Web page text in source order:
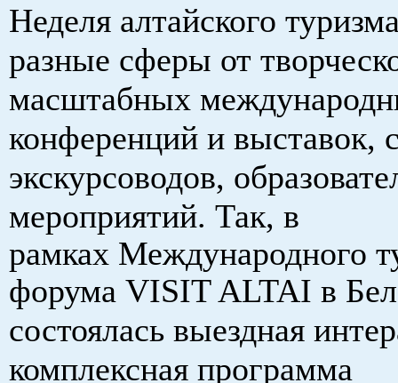
Неделя алтайского
разные сферы от
масштабных
конференций и выставок,
экскурсоводов,
мероприятий. Так, в
рамках Международного
форума VISIT ALTAI в
состоялась выездная
комплексная программа